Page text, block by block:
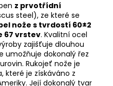
z prvotřídní
steel), ze které se
nože s tvrdostí 60±2
67 vrstev. Kvalitní ocel
zajišťuje dlouhou
umožňuje dokonalý řez
Rukojeť nože je
které je získáváno z
Její dokonalý tvar